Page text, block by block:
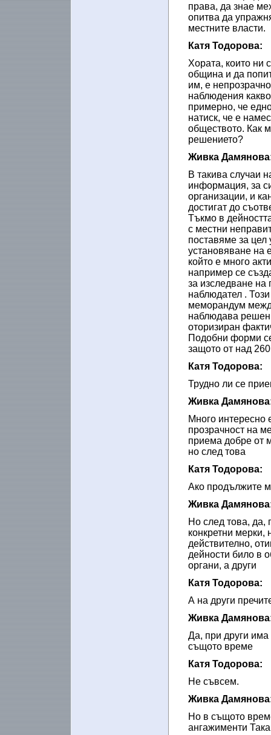
права, да знае
опитва да
местните власти.
Катя Тодорова:
Хората, които ни
община и да
им, е
наблюдения
примерно, че
натиск, че е
обществото. Как
решението?
Живка
В такива случаи
информация, за
организации, и
достигат до
Тъкмо в
с местни
поставяме за цел
установяване на
който е много
например се
за изследване на
наблюдател .
меморандум
наблюдава
оторизиран
Подобни форми
защото от над
Катя Тодорова:
Трудно ли се
Живка
Много интересно
прозрачност на
приема добре от
но след това
Катя Тодорова:
Ако продължите
Живка
Но след това, да,
конкретни мерки,
действително,
дейности било в
органи, а други
Катя Тодорова:
А на други
Живка
Да, при други има
същото време
Катя Тодорова:
Не съвсем.
Живка
Но в същото
ангажименти